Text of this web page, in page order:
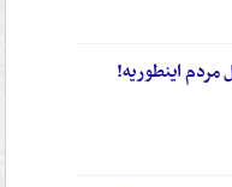
مردم اینطوریه!